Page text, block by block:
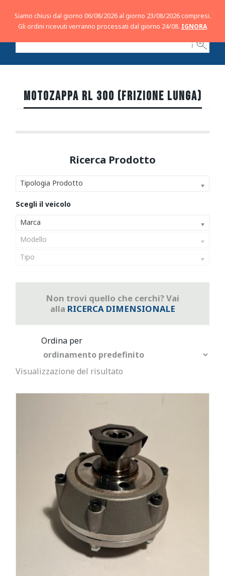
ℹ
MOTOZAPPA RL 300 (FRIZIONE LUNGA)
Tipologia Prodotto
Marca
Modello
Tipo
Non trovi quello che cerchi? Vai
alla RICERCA DIMENSIONALE
Visualizzazione del risultato
Siamo chiusi dal giorno 06/08/2026 al giorno 23/08/2026 compresi.
Gli ordini ricevuti verranno processati dal giorno 24/08. IGNORA